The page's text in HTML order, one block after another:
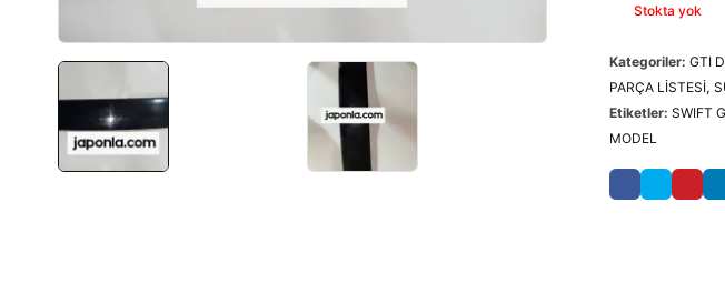
Stokta yok
Kategoriler: GTI
PARÇA LİSTESİ,
Etiketler: SWIFT
MODEL